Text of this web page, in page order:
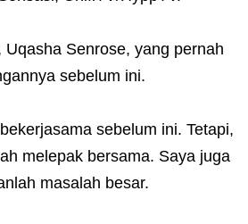
Senrose, yang pernah
sebelum ini.
sebelum ini. Tetapi,
melepak bersama. Saya juga
masalah besar.